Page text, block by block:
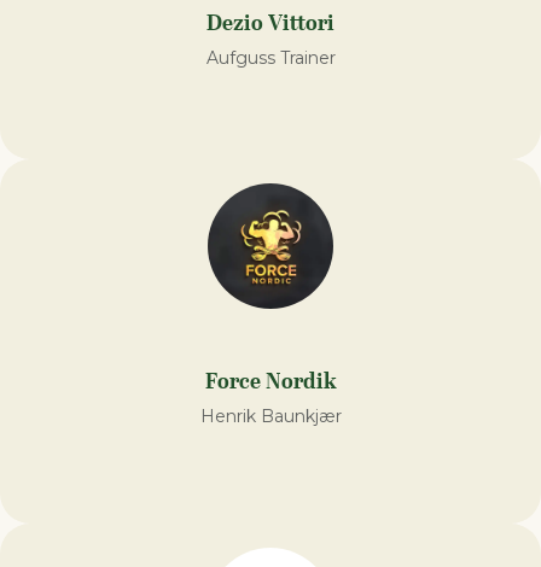
Dezio Vittori
Aufguss Trainer
Force Nordik
Henrik Baunkjær